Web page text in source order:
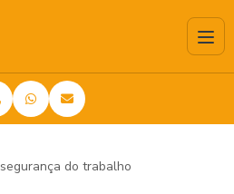
do trabalho